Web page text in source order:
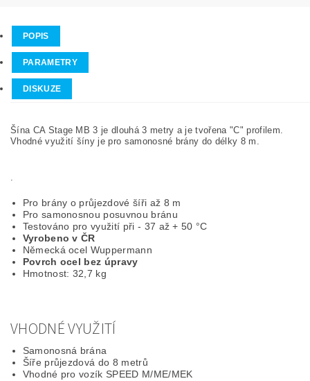
POPIS
PARAMETRY
DISKUZE
Šína CA Stage MB 3 je dlouhá 3 metry a je tvořena "C" profilem.
Vhodné využití šíny je pro samonosné brány do délky 8 m.
.
Pro brány o průjezdové šíři až 8 m
Pro samonosnou posuvnou bránu
Testováno pro využití při - 37 až + 50 °C
Vyrobeno v ČR
Německá ocel Wuppermann
Povrch ocel bez úpravy
Hmotnost: 32,7 kg
VHODNÉ VYUŽITÍ
Samonosná brána
Šíře průjezdová do 8 metrů
Vhodné pro vozík SPEED M/ME/MEK